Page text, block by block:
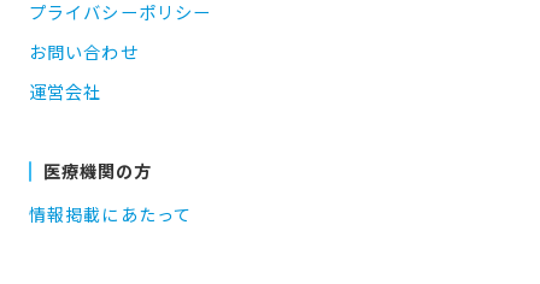
プライバシーポリシー
お問い合わせ
運営会社
医療機関の方
情報掲載にあたって